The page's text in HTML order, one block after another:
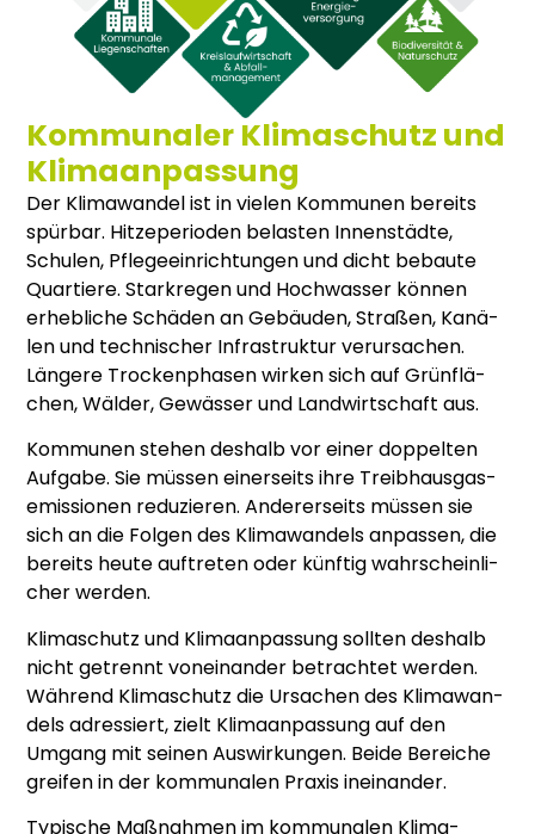
Kommunaler Klimaschutz und
Klimaanpassung
Der Kli­ma­wan­del ist in vie­len Kom­mu­nen bereits
spür­bar. Hit­ze­pe­ri­oden belas­ten Innen­städ­te,
Schu­len, Pfle­ge­ein­rich­tun­gen und dicht bebau­te
Quar­tie­re. Stark­re­gen und Hoch­was­ser kön­nen
erheb­li­che Schä­den an Gebäu­den, Stra­ßen, Kanä­
len und tech­ni­scher Infra­struk­tur ver­ur­sa­chen.
Län­ge­re Tro­cken­pha­sen wir­ken sich auf Grün­flä­
chen, Wäl­der, Gewäs­ser und Land­wirt­schaft aus.
Kom­mu­nen ste­hen des­halb vor einer dop­pel­ten
Auf­ga­be. Sie müs­sen einer­seits ihre Treib­haus­gas­
emis­sio­nen redu­zie­ren. Ande­rer­seits müs­sen sie
sich an die Fol­gen des Kli­ma­wan­dels anpas­sen, die
bereits heu­te auf­tre­ten oder künf­tig wahr­schein­li­
cher wer­den.
Kli­ma­schutz und Kli­ma­an­pas­sung soll­ten des­halb
nicht getrennt von­ein­an­der betrach­tet wer­den.
Wäh­rend Kli­ma­schutz die Ursa­chen des Kli­ma­wan­
dels adres­siert, zielt Kli­ma­an­pas­sung auf den
Umgang mit sei­nen Aus­wir­kun­gen. Bei­de Berei­che
grei­fen in der kom­mu­na­len Pra­xis inein­an­der.
Typi­sche Maß­nah­men im kom­mu­na­len Kli­ma­